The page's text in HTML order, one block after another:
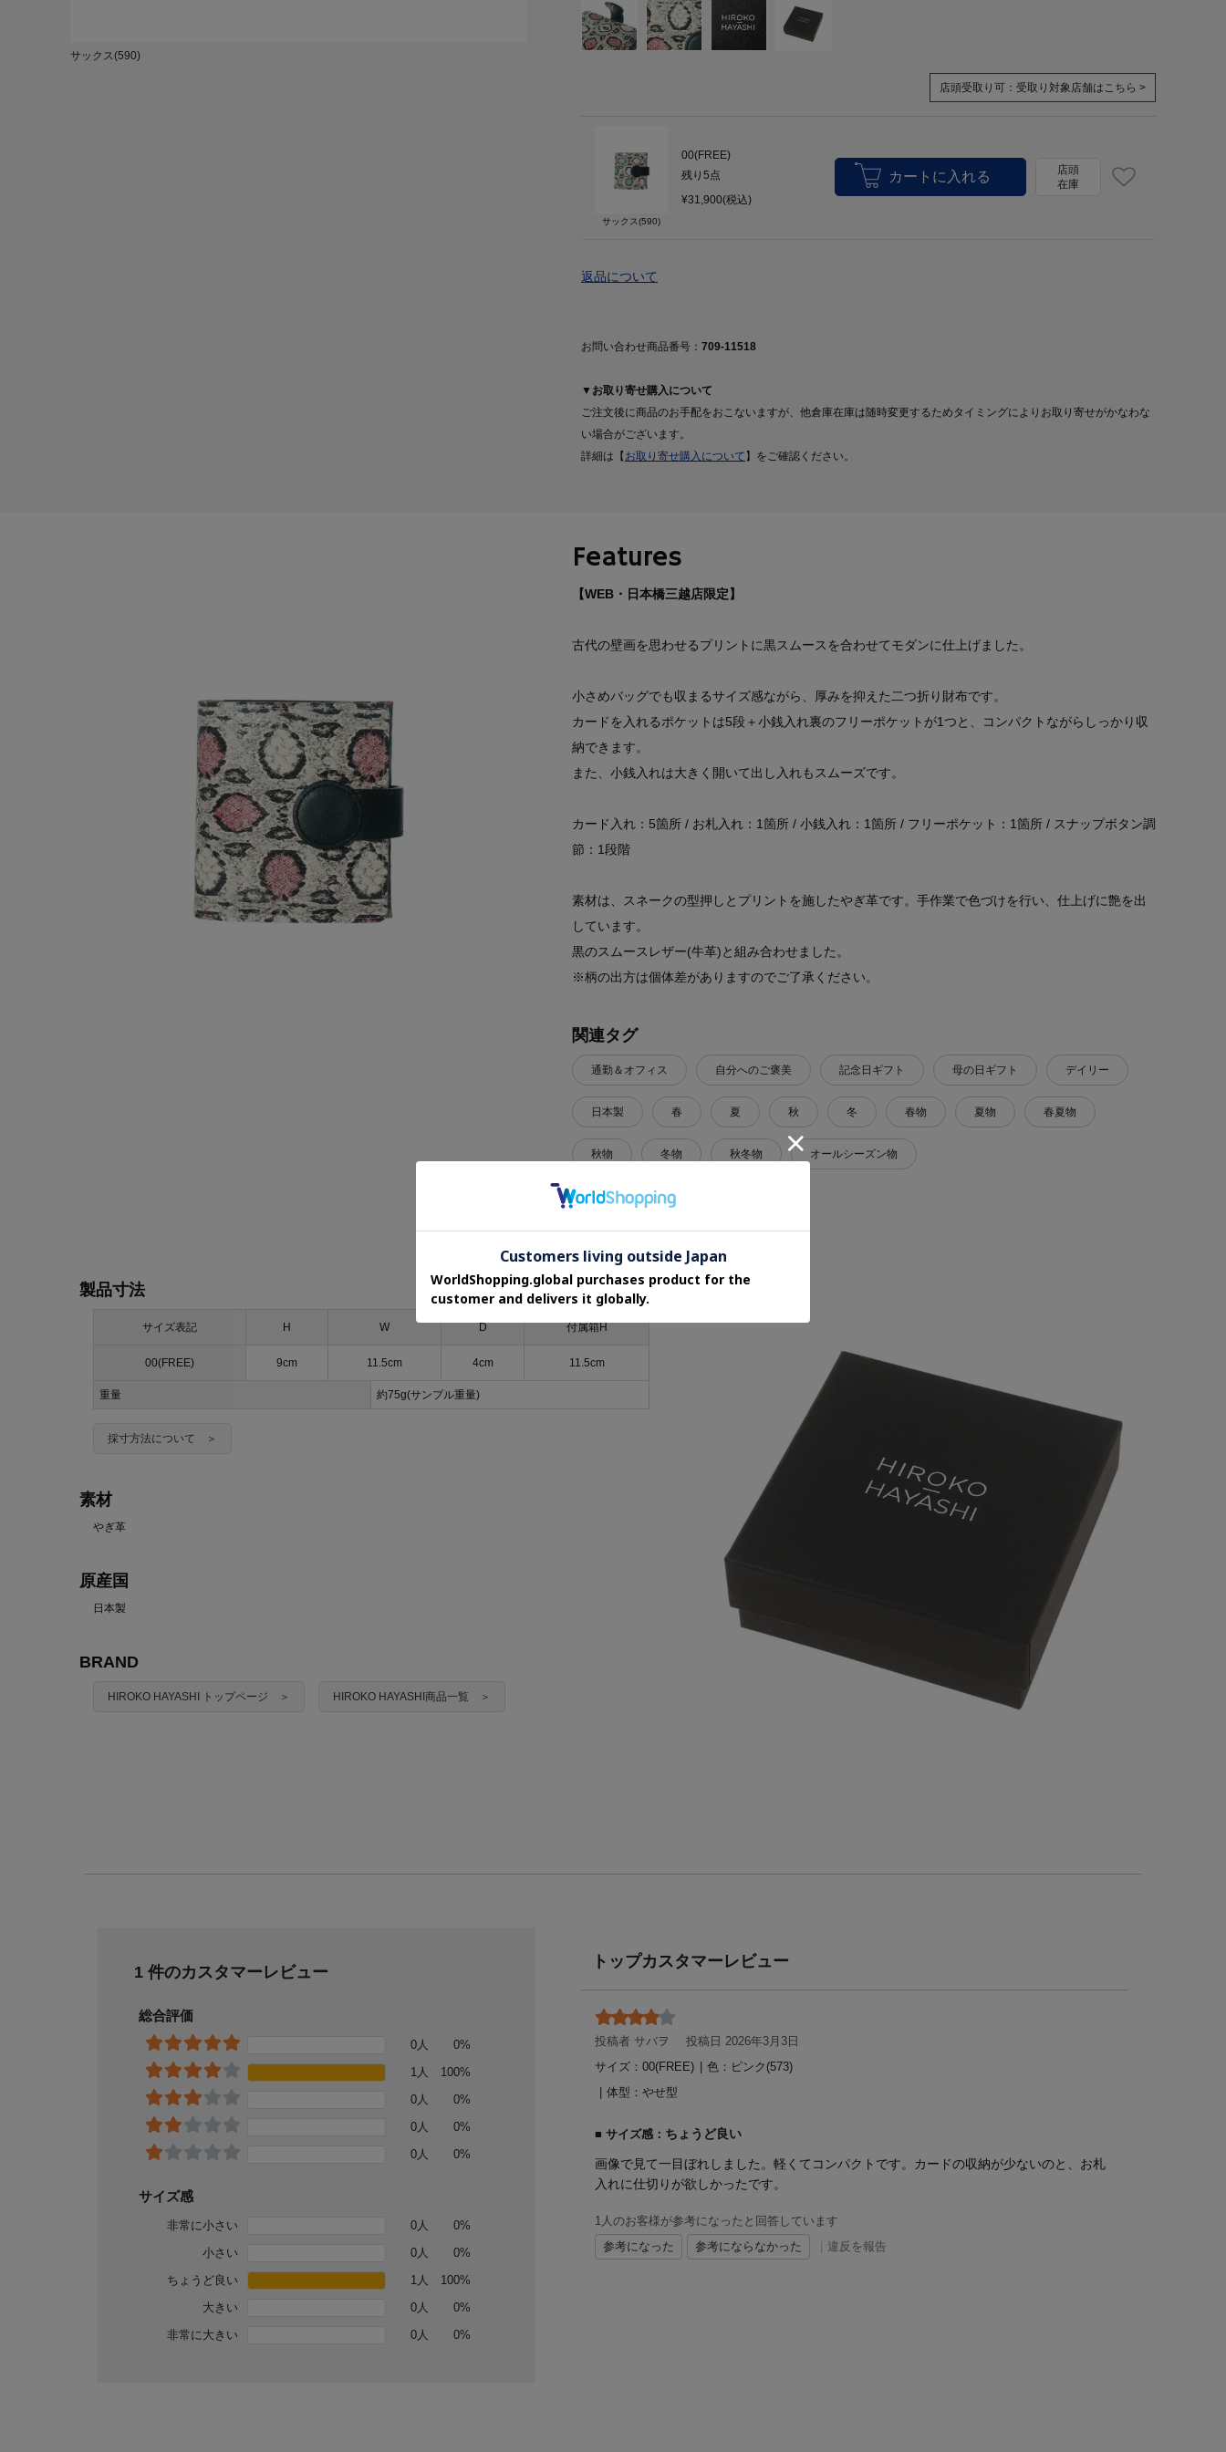
サックス(590)
店頭受取り可： 受取り対象店舗はこちら >
サックス(590)
00(FREE)
残り 5点
¥31,900(税込)
店頭
在庫
返品について
お問い合わせ商品番号： 709-11518
▼お取り寄せ購入について
ご注文後に商品のお手配をおこないますが、他倉庫在庫は随時変更するためタイミングによりお取り寄せがかなわな
い場合がございます。
詳細は【 お取り寄せ購入について 】をご確認ください。
Features
【WEB・日本橋三越店限定】
古代の壁画を思わせるプリントに黒スムースを合わせてモダンに仕上げました。
小さめバッグでも収まるサイズ感ながら、厚みを抑えた二つ折り財布です。
カードを入れるポケットは5段＋小銭入れ裏のフリーポケットが1つと、コンパクトながらしっかり収
納できます。
また、小銭入れは大きく開いて出し入れもスムーズです。
カード入れ：5箇所 / お札入れ：1箇所 / 小銭入れ：1箇所 / フリーポケット：1箇所 / スナップボタン調
節：1段階
素材は、スネークの型押しとプリントを施したやぎ革です。手作業で色づけを行い、仕上げに艶を出
しています。
黒のスムースレザー(牛革)と組み合わせました。
※柄の出方は個体差がありますのでご了承ください。
関連タグ
通勤＆オフィス 自分へのご褒美 記念日ギフト 母の日ギフト デイリー
日本製 春 夏 秋 冬 春物 夏物 春夏物
秋物 冬物 秋冬物 オールシーズン物
製品寸法
サイズ表記 H W D 付属箱H
00(FREE) 9cm 11.5cm 4cm 11.5cm
重量 約75g(サンプル重量)
採寸方法について ＞
素材
やぎ革
原産国
日本製
BRAND
HIROKO HAYASHI トップページ ＞ HIROKO HAYASHI商品一覧 ＞
1 件のカスタマーレビュー
総合評価
0人
0%
1人
100%
0人
0%
0人
0%
0人
0%
サイズ感
非常に小さい 0人
0%
小さい
0人
0%
ちょうど良い
1人
100%
大きい
0人
0%
非常に大きい
0人 0%
トップカスタマーレビュー
投稿者 サバヲ
投稿日 2026年3月3日
サイズ：00(FREE) | 色：ピンク(573)
体型： やせ型
サイズ感： ちょうど良い
画像で見て一目ぼれしました。軽くてコンパクトです。カードの収納が少ないのと、お札
入れに仕切りが欲しかったです。
1人のお客様が参考になったと回答しています
参考になった
参考にならなかった | 違反を報告